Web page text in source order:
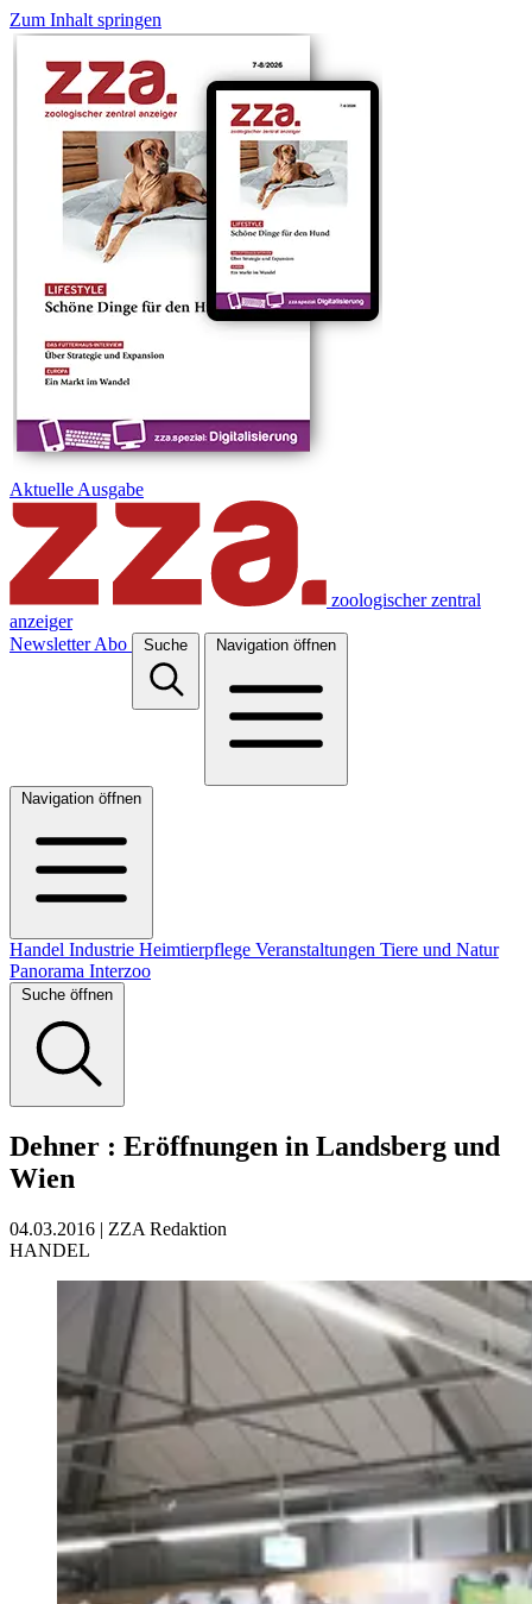
Zum Inhalt springen
Aktuelle Ausgabe
zoologischer zentral
anzeiger
Newsletter Abo Suche Navigation öffnen
Navigation öffnen
Handel Industrie Heimtierpflege Veranstaltungen Tiere und Natur
Panorama Interzoo
Suche öffnen
Dehner : Eröffnungen in Landsberg und
Wien
04.03.2016 | ZZA Redaktion
HANDEL